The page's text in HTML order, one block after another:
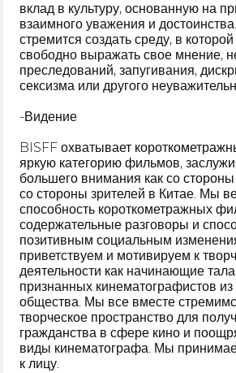
вклад в культуру, основанную на
взаимного уважения и
стремится создать среду, в
свободно выражать свое мнение,
преследований, запугивания,
сексизма или другого
-Видение
BISFF охватывает
яркую категорию фильмов,
большего внимания как со стороны
со стороны зрителей в Китае. Мы
способность короткометражных
содержательные разговоры и
позитивным социальным
приветствуем и мотивируем к
деятельности как начинающие
признанных кинематографистов из
общества. Мы все вместе
творческое пространство для
гражданства в сфере кино и
виды кинематографа. Мы
к лицу.